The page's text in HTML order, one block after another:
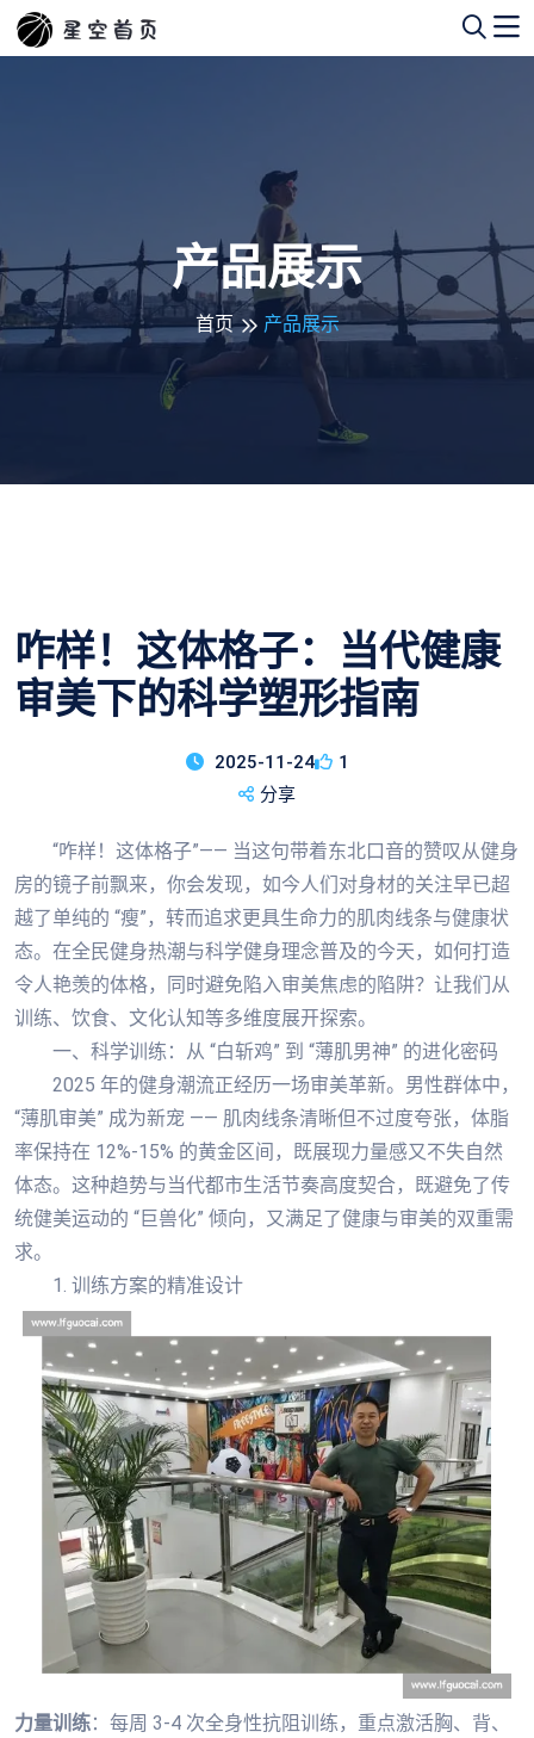
产品展示
首页 产品展示
咋样！这体格子：当代健康
审美下的科学塑形指南
2025-11-24
1
分享
“咋样！这体格子”—— 当这句带着东北口音的赞叹从健身
房的镜子前飘来，你会发现，如今人们对身材的关注早已超
越了单纯的 “瘦”，转而追求更具生命力的肌肉线条与健康状
态。在全民健身热潮与科学健身理念普及的今天，如何打造
令人艳羡的体格，同时避免陷入审美焦虑的陷阱？让我们从
训练、饮食、文化认知等多维度展开探索。
一、科学训练：从 “白斩鸡” 到 “薄肌男神” 的进化密码
2025 年的健身潮流正经历一场审美革新。男性群体中，
“薄肌审美” 成为新宠 —— 肌肉线条清晰但不过度夸张，体脂
率保持在 12%-15% 的黄金区间，既展现力量感又不失自然
体态。这种趋势与当代都市生活节奏高度契合，既避免了传
统健美运动的 “巨兽化” 倾向，又满足了健康与审美的双重需
求。
1. 训练方案的精准设计
力量训练：每周 3-4 次全身性抗阻训练，重点激活胸、背、